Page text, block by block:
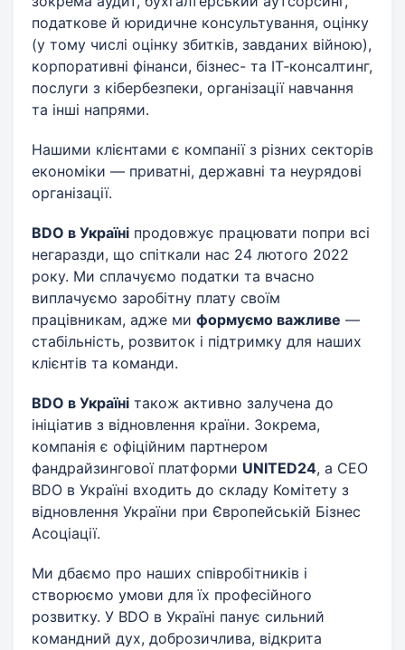
податкове й юридичне консультування, оцінку
(у тому числі оцінку збитків, завданих війною),
корпоративні фінанси, бізнес- та ІТ‑консалтинг,
послуги з кібербезпеки, організації навчання
та інші напрями.
Нашими клієнтами є компанії з різних секторів
економіки — приватні, державні та неурядові
організації.
BDO в Україні продовжує працювати попри всі
негаразди, що спіткали нас 24 лютого 2022
року. Ми сплачуємо податки та вчасно
виплачуємо заробітну плату своїм
працівникам, адже ми формуємо важливе —
стабільність, розвиток і підтримку для наших
клієнтів та команди.
BDO в Україні також активно залучена до
ініціатив з відновлення країни. Зокрема,
компанія є офіційним партнером
фандрайзингової платформи UNITED24, а CEO
BDO в Україні входить до складу Комітету з
відновлення України при Європейській Бізнес
Асоціації.
Ми дбаємо про наших співробітників і
створюємо умови для їх професійного
розвитку. У BDO в Україні панує сильний
командний дух, доброзичлива, відкрита